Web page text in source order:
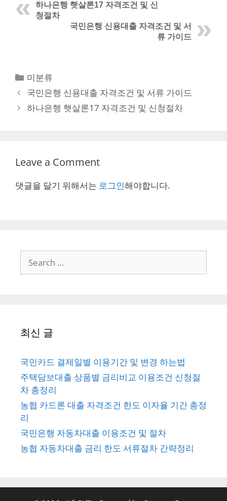
하나은행 햇살론17 자격조건 및 신
청절차
국민은행 신용대출 자격조건 및 서
류 가이드
Categories
미분류
Post
navigation
국민은행 신용대출 자격조건 및 서류 가이드
하나은행 햇살론17 자격조건 및 신청절차
Leave a Comment
댓글을 달기 위해서는 로그인해야합니다.
for:
최신 글
국민카드 결제일별 이용기간 및 변경 하는법
주택담보대출 상품별 금리비교 이용조건 신청절
차 총정리
농협 카드론 대출 자격조건 한도 이자율 기간 총정
리
국민은행 자동차대출 이용조건 및 절차
농협 자동차대출 금리 한도 서류절차 간략정리